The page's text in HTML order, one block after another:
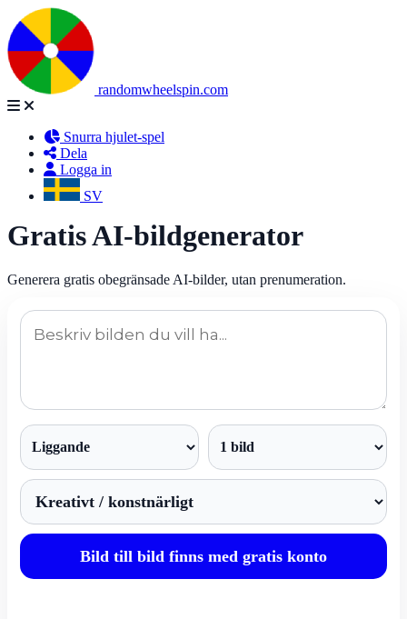
randomwheelspin.com
Snurra hjulet-spel
Dela
Logga in
SV
Gratis AI-bildgenerator
Generera gratis obegränsade AI-bilder, utan prenumeration.
Bild till bild finns med gratis konto